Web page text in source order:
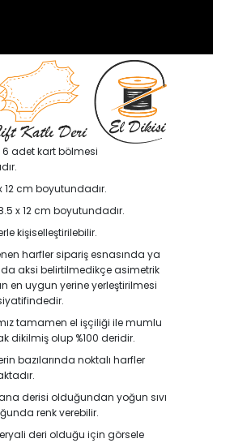
6 adet kart bölmesi
12 cm boyutundadır.
x 12 cm boyutundadır.
kişiselleştirilebilir.
harfler sipariş esnasında ya
aksi belirtilmedikçe asimetrik
en uygun yerine yerleştirilmesi
tamamen el işçiliği ile mumlu
dikilmiş olup %100 deridir.
bazılarında noktalı harfler
derisi olduğundan yoğun sıvı
renk verebilir.
deri olduğu için görsele